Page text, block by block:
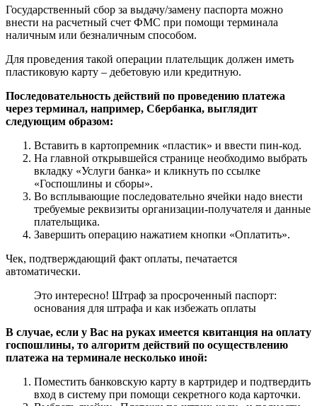
Государственный сбор за выдачу/замену паспорта можно
внести на расчетный счет ФМС при помощи терминала
наличным или безналичным способом.
Для проведения такой операции плательщик должен иметь
пластиковую карту – дебетовую или кредитную.
Последовательность действий по проведению платежа
через терминал, например, Сбербанка, выглядит
следующим образом:
Вставить в картопремник «пластик» и ввести пин-код.
На главной открывшейся странице необходимо выбрать
вкладку «Услуги банка» и кликнуть по ссылке
«Госпошлины и сборы».
Во всплывающие последовательно ячейки надо внести
требуемые реквизиты организации-получателя и данные
плательщика.
Завершить операцию нажатием кнопки «Оплатить».
Чек, подтверждающий факт оплаты, печатается
автоматически.
Это интересно! Штраф за просроченный паспорт:
основания для штрафа и как избежать оплаты
В случае, если у Вас на руках имеется квитанция на оплату
госпошлины, то алгоритм действий по осуществлению
платежа на терминале несколько иной:
Поместить банковскую карту в картридер и подтвердить
вход в систему при помощи секретного кода карточки.